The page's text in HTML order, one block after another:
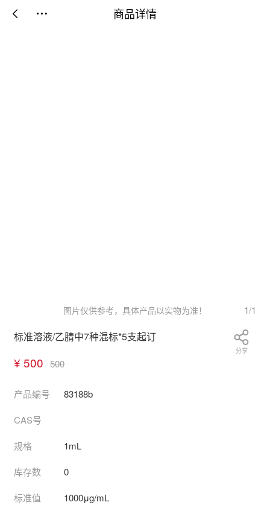
商品详情
 
图片仅供参考，具体产品以实物为准！ 1/1
标准溶液/乙腈中7种混标*5支起订
¥ 500 500
分享
产品编号 83188b
CAS号
规格 1mL
库存数 0
标准值 1000μg/mL